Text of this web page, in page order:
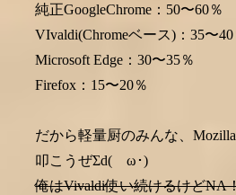
純正GoogleChrome：50〜60％
VIvaldi(Chromeベース)：35〜40
Microsoft Edge：30〜35％
Firefox：15〜20％
だから軽量厨のみんな、
叩こうぜΣd(ゝω･)
俺はVivaldi使い続けるけどNA